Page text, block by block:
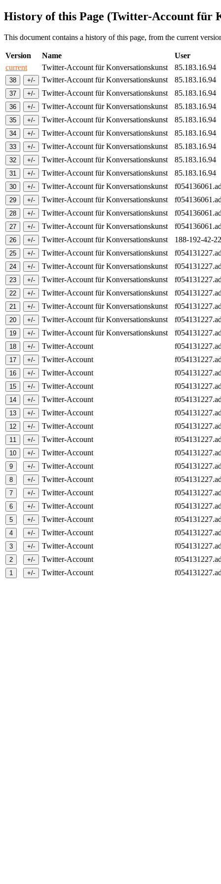
History of this Page (Twitter-Account für
This document contains a history of this page, from the current
Version Name
User
current
Twitter-Account für Konversationskunst
85.183.16.94
Twitter-Account für Konversationskunst
85.183.16.94
Twitter-Account für Konversationskunst
85.183.16.94
Twitter-Account für Konversationskunst
85.183.16.94
Twitter-Account für Konversationskunst
85.183.16.94
Twitter-Account für Konversationskunst
85.183.16.94
Twitter-Account für Konversationskunst
85.183.16.94
Twitter-Account für Konversationskunst
85.183.16.94
Twitter-Account für Konversationskunst
85.183.16.94
Twitter-Account für Konversationskunst
Twitter-Account für Konversationskunst
Twitter-Account für Konversationskunst
Twitter-Account für Konversationskunst
Twitter-Account für Konversationskunst
188-192-42-
Twitter-Account für Konversationskunst
Twitter-Account für Konversationskunst
Twitter-Account für Konversationskunst
Twitter-Account für Konversationskunst
Twitter-Account für Konversationskunst
Twitter-Account für Konversationskunst
Twitter-Account für Konversationskunst
Twitter-Account
Twitter-Account
Twitter-Account
Twitter-Account
Twitter-Account
Twitter-Account
Twitter-Account
Twitter-Account
Twitter-Account
Twitter-Account
Twitter-Account
Twitter-Account
Twitter-Account
Twitter-Account
Twitter-Account
Twitter-Account
Twitter-Account
Twitter-Account